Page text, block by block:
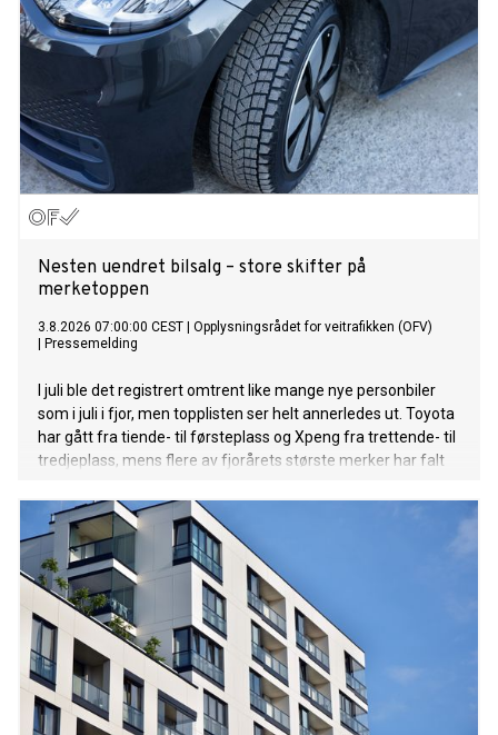
Nesten uendret bilsalg – store skifter på
merketoppen
3.8.2026 07:00:00 CEST
Opplysningsrådet for veitrafikken (OFV)
Pressemelding
I juli ble det registrert omtrent like mange nye personbiler
som i juli i fjor, men topplisten ser helt annerledes ut. Toyota
har gått fra tiende- til førsteplass og Xpeng fra trettende- til
tredjeplass, mens flere av fjorårets største merker har falt